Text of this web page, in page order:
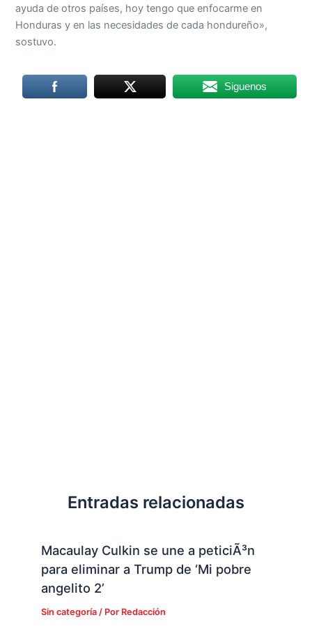
ayuda de otros países, hoy tengo que enfocarme en
Honduras y en las necesidades de cada hondureño»,
sostuvo.
Siguenos
Entradas relacionadas
Macaulay Culkin se une a peticiÃ³n
para eliminar a Trump de ‘Mi pobre
angelito 2’
Sin categoría/ Por Redacción